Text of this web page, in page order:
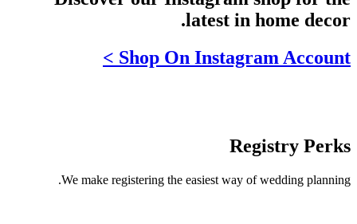
latest in home decor.
Shop On Instagram Account >
Registry Perks
We make registering the easiest way of wedding planning.